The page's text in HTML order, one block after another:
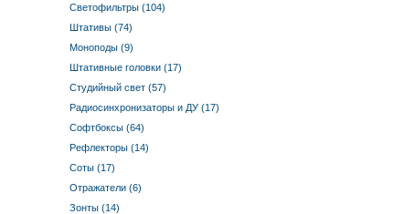
Светофильтры (104)
Штативы (74)
Моноподы (9)
Штативные головки (17)
Студийный свет (57)
Радиосинхронизаторы и ДУ (17)
Софтбоксы (64)
Рефлекторы (14)
Соты (17)
Отражатели (6)
Зонты (14)